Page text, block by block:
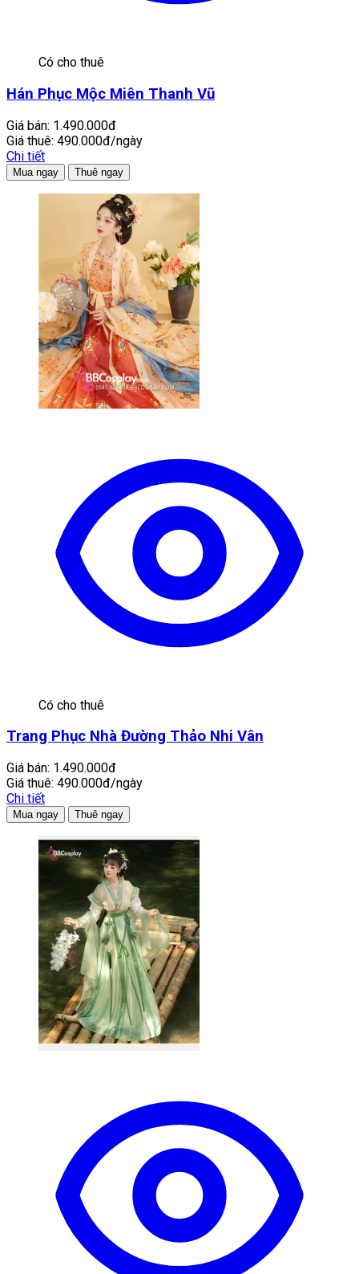
Có cho thuê
Hán Phục Mộc Miên Thanh Vũ
Giá bán: 1.490.000đ
Giá thuê: 490.000đ/ngày
Chi tiết
Mua ngay Thuê ngay
Có cho thuê
Trang Phục Nhà Đường Thảo Nhi Vân
Giá bán: 1.490.000đ
Giá thuê: 490.000đ/ngày
Chi tiết
Mua ngay Thuê ngay